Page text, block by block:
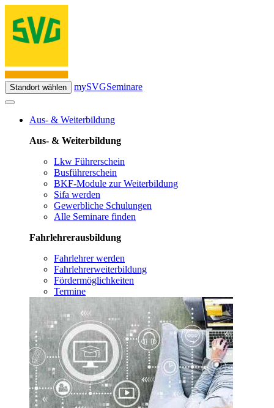
Standort wählen mySVGSeminare
Aus- & Weiterbildung
Aus- & Weiterbildung
Lkw Führerschein
Busführerschein
BKF-Module zur Weiterbildung
Sifa werden
Gewerbliche Schulungen
Alle Seminare finden
Fahrlehrerausbildung
Fahrlehrer werden
Fahrlehrerweiterbildung
Fördermöglichkeiten
Termine